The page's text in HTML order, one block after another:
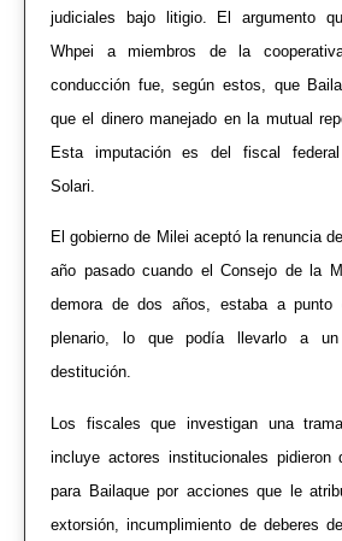
judiciales bajo litigio. El argumento
Whpei a miembros de la
conducción fue, según estos, que
que el dinero manejado en la mutual
Esta imputación es del fiscal federal
Solari.
El gobierno de Milei aceptó la renuncia
año pasado cuando el Consejo de la
demora de dos años, estaba a
plenario, lo que podía llevarlo a
destitución.
Los fiscales que investigan una
incluye actores institucionales pidieron
para Bailaque por acciones que le
extorsión, incumplimiento de deberes